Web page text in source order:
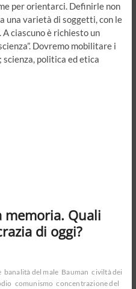
per orientarci. Definirle non
una varietà di soggetti, con le
ciascuno è richiesto un
Dovremo mobilitare i
politica ed etica
memoria. Quali
di oggi?
banalità del male Bauman civiltà dei
comunismo concentrazione del